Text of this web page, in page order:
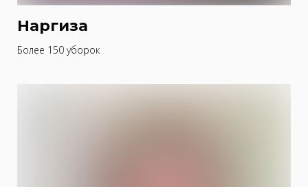
Наргиза
Более 150 уборок